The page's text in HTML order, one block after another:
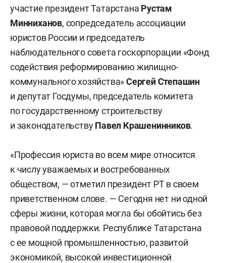
участие президент Татарстана Рустам
Минниханов, сопредседатель ассоциации
юристов России и председатель
наблюдательного совета госкорпорации «Фонд
содействия реформированию жилищно-
коммунального хозяйства»Сергей Степашин
и депутат Госдумы, председатель комитета
по государственному строительству
и законодательствуПавел Крашенинников.
«Профессия юриста во всем мире относится
к числу уважаемых и востребованных
обществом, — отметил президент РТ в своем
приветственном слове. — Сегодня нет ни одной
сферы жизни, которая могла бы обойтись без
правовой поддержки. Республике Татарстана
с ее мощной промышленностью, развитой
экономикой, высокой инвестиционной